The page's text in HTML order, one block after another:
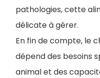
pathologies, cette
délicate à gérer.
En fin de compte, le
dépend des besoins
animal et des